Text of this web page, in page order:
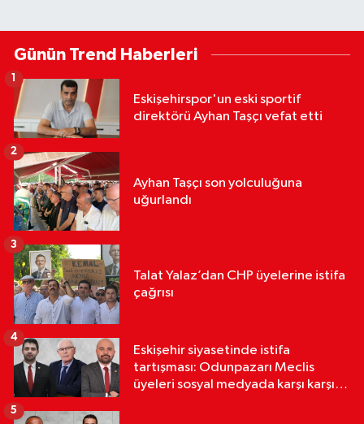
Günün Trend Haberleri
Eskişehirspor'un eski sportif
direktörü Ayhan Taşçı vefat etti
1
Ayhan Taşçı son yolculuğuna
uğurlandı
2
Talat Yalaz’dan CHP üyelerine istifa
çağrısı
3
Eskişehir siyasetinde istifa
tartışması: Odunpazarı Meclis
üyeleri sosyal medyada karşı karşıya
4
5